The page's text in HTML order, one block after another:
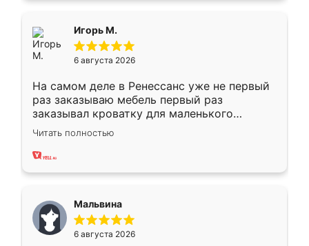
Игорь М.
6 августа 2026
На самом деле в Ренессанс уже не первый
раз заказываю мебель первый раз
заказывал кроватку для маленького
ребёнка при его рождении ,во второй раз
заказал шкаф-купе. По качеству очень
хорошее сборка достаточно быстрая,
меньше, здесь же он более разнообразный.
Мне нравится ,если что-то потребуется из
мебели буду заказывать только здесь.
Читать полностью
Мальвина
6 августа 2026